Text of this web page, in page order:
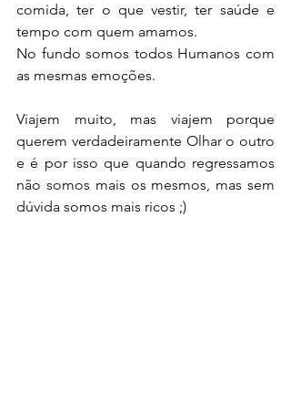
comida, ter o que vestir, ter saúde e
tempo com quem amamos.
No fundo somos todos Humanos com
as mesmas emoções.
Viajem muito, mas viajem porque
querem verdadeiramente Olhar o outro
e é por isso que quando regressamos
não somos mais os mesmos, mas sem
dúvida somos mais ricos ;)